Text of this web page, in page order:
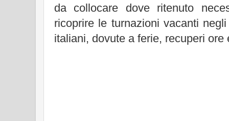
da collocare dove ritenuto
ricoprire le turnazioni vacanti
italiani, dovute a ferie, recuperi